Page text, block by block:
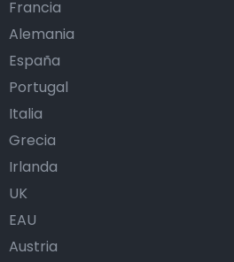
Francia
Alemania
España
Portugal
Italia
Grecia
Irlanda
UK
EAU
Austria